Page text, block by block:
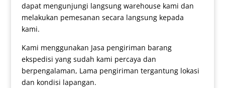
dapat mengunjungi langsung warehouse kami dan
melakukan pemesanan secara langsung kepada
kami.
Kami menggunakan Jasa pengiriman barang
ekspedisi yang sudah kami percaya dan
berpengalaman, Lama pengiriman tergantung lokasi
dan kondisi lapangan.